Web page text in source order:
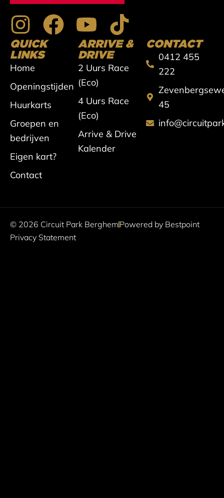
I
n
s
t
a
g
r
a
m
F
a
e
b
o
k
Y
o
u
t
u
b
e
T
i
k
t
o
QUICK
LINKS
Home
Openingstijden
Huurkarts
Groepen en
bedrijven
Eigen kart?
Contact
ARRIVE &
DRIVE
2 Uurs Race
(Eco)
4 Uurs Race
(Eco)
Arrive & Drive
Kalender
CONTACT
0412 455
222
45
© 2026 Circuit Park Berghem Powered by Bestpoint
Privacy Statement